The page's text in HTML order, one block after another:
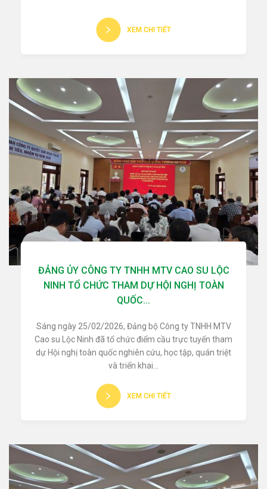
XEM CHI TIẾT
ĐẢNG ỦY CÔNG TY TNHH MTV CAO SU LỘC
NINH TỔ CHỨC THAM DỰ HỘI NGHỊ TOÀN
QUỐC...
Sáng ngày 25/02/2026, Đảng bộ Công ty TNHH MTV
Cao su Lộc Ninh đã tổ chức điểm cầu trực tuyến tham
dự Hội nghị toàn quốc nghiên cứu, học tập, quán triệt
và triển khai...
XEM CHI TIẾT